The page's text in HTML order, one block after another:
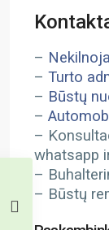
–
– Turto
– Būstų
–
–
whatsapp
–
– Būstų